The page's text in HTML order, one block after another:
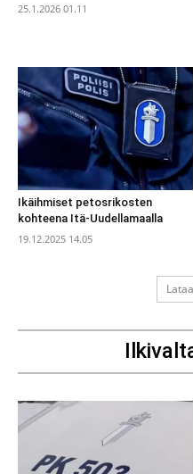
25.1.2026 01.11
Ikäihmiset petosrikosten
kohteena Itä-Uudellamaalla
19.12.2025 14.05